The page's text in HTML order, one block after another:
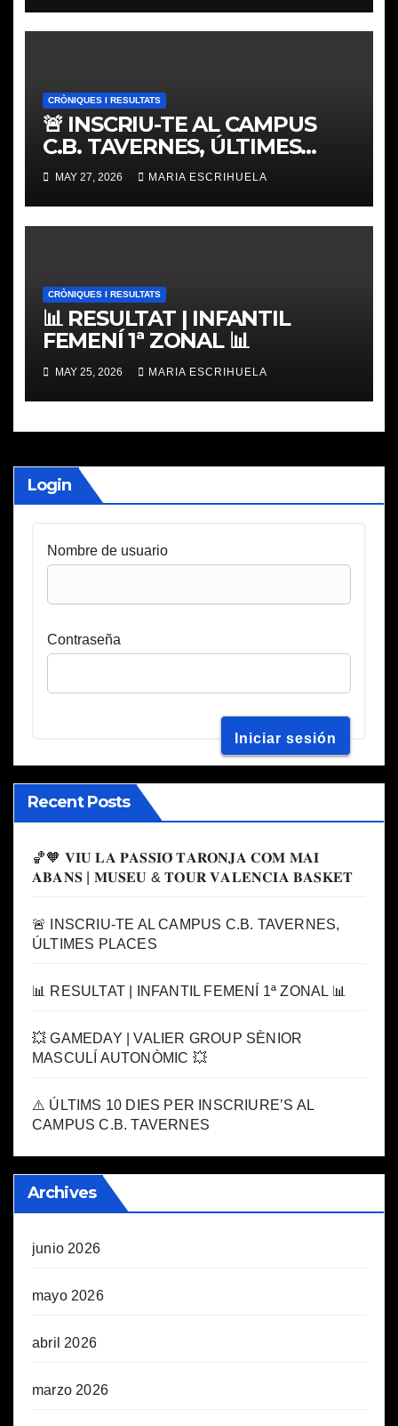
CRÒNIQUES I RESULTATS
🚨 INSCRIU-TE AL CAMPUS
C.B. TAVERNES, ÚLTIMES
PLACES
MAY 27, 2026 MARIA ESCRIHUELA
CRÒNIQUES I RESULTATS
📊 RESULTAT | INFANTIL
FEMENÍ 1ª ZONAL 📊
MAY 25, 2026 MARIA ESCRIHUELA
Login
Nombre de usuario
Contraseña
Recent Posts
🏀🧡 𝐕𝐈𝐔 𝐋𝐀 𝐏𝐀𝐒𝐒𝐈𝐎́ 𝐓𝐀𝐑𝐎𝐍𝐉𝐀 𝐂𝐎𝐌 𝐌𝐀𝐈
𝐀𝐁𝐀𝐍𝐒 | 𝐌𝐔𝐒𝐄𝐔 & 𝐓𝐎𝐔𝐑 𝐕𝐀𝐋𝐄𝐍𝐂𝐈𝐀 𝐁𝐀𝐒𝐊𝐄𝐓
🚨 INSCRIU-TE AL CAMPUS C.B. TAVERNES,
ÚLTIMES PLACES
📊 RESULTAT | INFANTIL FEMENÍ 1ª ZONAL 📊
💥 GAMEDAY | VALIER GROUP SÈNIOR
MASCULÍ AUTONÒMIC 💥
⚠️ ÚLTIMS 10 DIES PER INSCRIURE’S AL
CAMPUS C.B. TAVERNES
Archives
junio 2026
mayo 2026
abril 2026
marzo 2026